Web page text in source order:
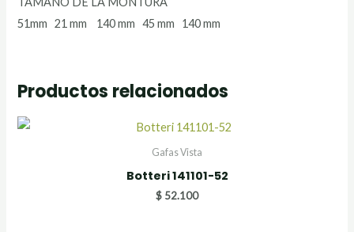
51mm 21 mm 140 mm 45 mm 140 mm
Productos relacionados
Gafas Vista
Botteri 141101-52
$ 52.100